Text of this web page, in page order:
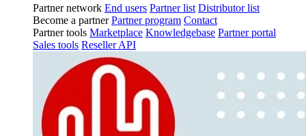
Partner network End users Partner list Distributor list
Become a partner Partner program Contact
Partner tools Marketplace Knowledgebase Partner portal
Sales tools Reseller API